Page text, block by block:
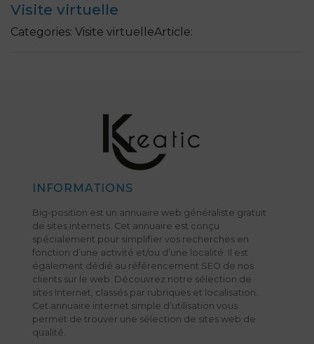
Visite virtuelle
Categories: Visite virtuelleArticle:
INFORMATIONS
Big-position est un annuaire web généraliste gratuit
de sites internets. Cet annuaire est conçu
spécialement pour simplifier vos recherches en
fonction d’une activité et/ou d’une localité. Il est
également dédié au référencement SEO de nos
clients sur le web. Découvrez notre sélection de
sites Internet, classés par rubriques et localisation.
Cet annuaire internet simple d’utilisation vous
permet de trouver une sélection de sites web de
qualité.